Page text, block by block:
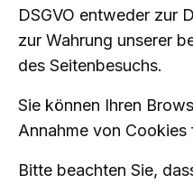
DSGVO entweder zur
zur Wahrung unserer
des Seitenbesuchs.
Sie können Ihren
Annahme von
Bitte beachten Sie,